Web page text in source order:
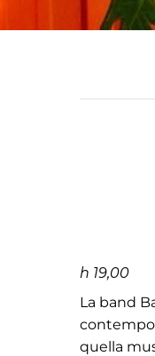
h 19,00
La band
quella